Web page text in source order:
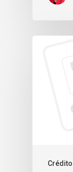
Crédito